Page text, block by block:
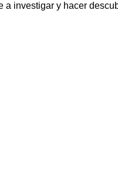
a investigar y hacer